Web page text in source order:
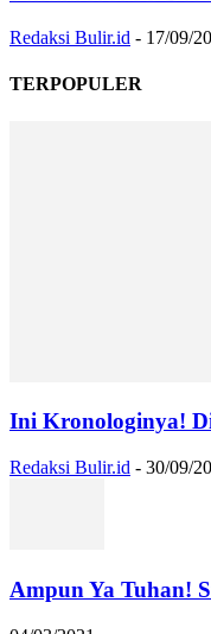
Redaksi Bulir.id - 17/09/
TERPOPULER
Ini Kronologinya!
Redaksi Bulir.id - 30/09/
Ampun Ya Tuhan!